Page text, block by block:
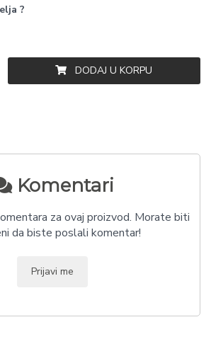
?
DODAJ U KORPU
Komentari
za ovaj proizvod. Morate biti
da biste poslali komentar!
Prijavi me